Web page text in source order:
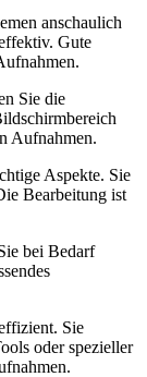
anschaulich
Gute
Sie die
Aufnahmen.
Aspekte. Sie
Bearbeitung ist
bei Bedarf
Sie
oder spezieller